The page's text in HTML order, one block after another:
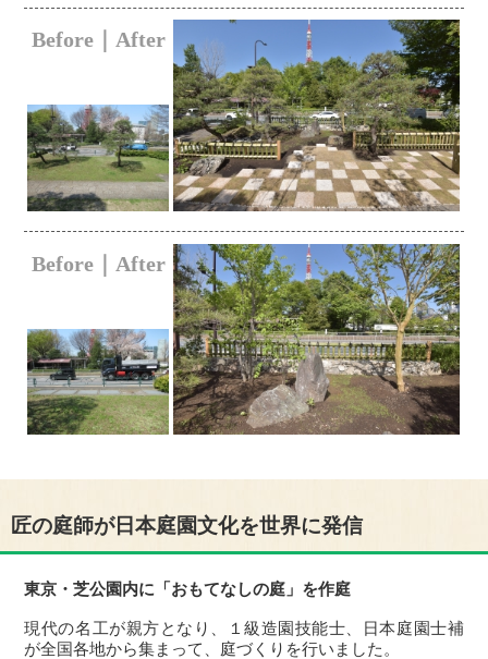
Before｜After
Before｜After
匠の庭師が日本庭園文化を世界に発信
東京・芝公園内に「おもてなしの庭」を作庭
現代の名工が親方となり、１級造園技能士、日本庭園士補
が全国各地から集まって、庭づくりを行いました。